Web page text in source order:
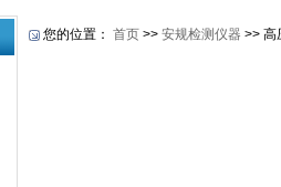
您的位置： 首页 >> 安规检测仪器 >> 高